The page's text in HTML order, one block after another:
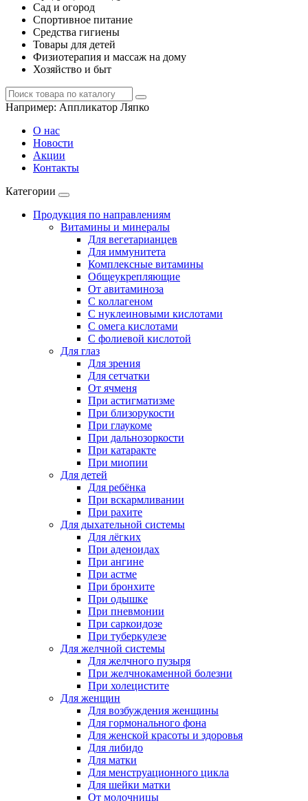
Сад и огород
Спортивное питание
Средства гигиены
Товары для детей
Физиотерапия и массаж на дому
Хозяйство и быт
Например: Аппликатор Ляпко
О нас
Новости
Акции
Контакты
Категории
Продукция по направлениям
Витамины и минералы
Для вегетарианцев
Для иммунитета
Комплексные витамины
Общеукрепляющие
От авитаминоза
С коллагеном
С нуклеиновыми кислотами
С омега кислотами
С фолиевой кислотой
Для глаз
Для зрения
Для сетчатки
От ячменя
При астигматизме
При близорукости
При глаукоме
При дальнозоркости
При катаракте
При миопии
Для детей
Для ребёнка
При вскармливании
При рахите
Для дыхательной системы
Для лёгких
При аденоидах
При ангине
При астме
При бронхите
При одышке
При пневмонии
При саркоидозе
При туберкулезе
Для желчной системы
Для желчного пузыря
При желчнокаменной болезни
При холецистите
Для женщин
Для возбуждения женщины
Для гормонального фона
Для женской красоты и здоровья
Для либидо
Для матки
Для менструационного цикла
Для шейки матки
От молочницы